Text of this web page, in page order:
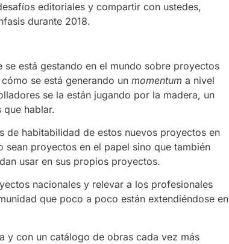
editoriales y compartir con ustedes,
durante 2018.
está gestando en el mundo sobre proyectos
se está generando un momentum a nivel
se la están jugando por la madera, un
que hablar.
de habitabilidad de estos nuevos proyectos en
sean proyectos en el papel sino que también
usar en sus propios proyectos.
nacionales y relevar a los profesionales
que poco a poco están extendiéndose en
y con un catálogo de obras cada vez más